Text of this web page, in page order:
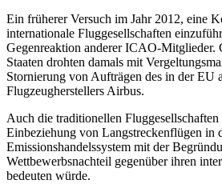
Ein früherer Versuch im Jahr 2012, eine
internationale Fluggesellschaften
Gegenreaktion anderer ICAO-Mitglieder.
Staaten drohten damals mit
Stornierung von Aufträgen des in der EU
Flugzeugherstellers Airbus.
Auch die traditionellen
Einbeziehung von Langstreckenflügen in
Emissionshandelssystem mit der
Wettbewerbsnachteil gegenüber ihren
bedeuten würde.